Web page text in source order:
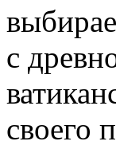
с
своего